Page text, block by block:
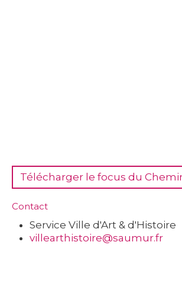
Télécharger le focus du
Contact
Service Ville d'Art & d'Histoire
villearthistoire@saumur.fr